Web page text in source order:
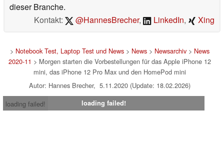
dieser Branche.
Kontakt:
@HannesBrecher, LinkedIn, Xing
> Notebook Test, Laptop Test und News> News> Newsarchiv> News
2020-11 > Morgen starten die Vorbestellungen für das Apple iPhone 12
mini, das iPhone 12 Pro Max und den HomePod mini
Autor: Hannes Brecher, 5.11.2020 (Update: 18.02.2026)
loading failed!
loading failed!